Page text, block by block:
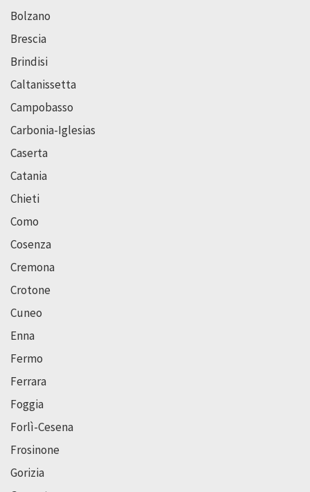
Bolzano
Brescia
Brindisi
Caltanissetta
Campobasso
Carbonia-Iglesias
Caserta
Catania
Chieti
Como
Cosenza
Cremona
Crotone
Cuneo
Enna
Fermo
Ferrara
Foggia
Forlì-Cesena
Frosinone
Gorizia